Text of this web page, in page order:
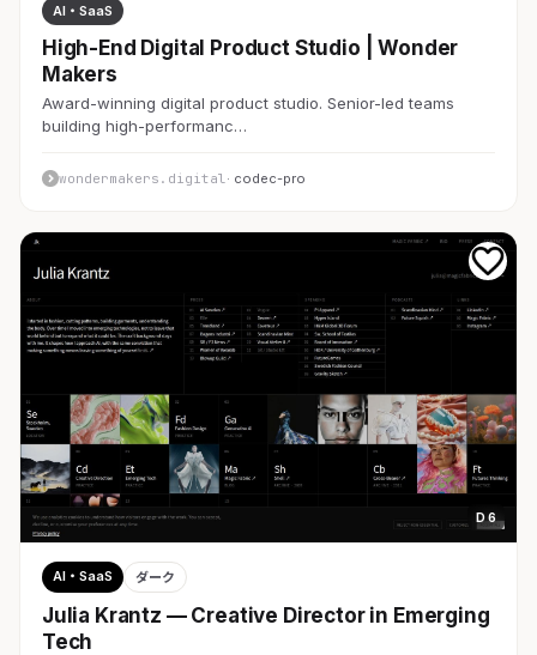
AI・SaaS
High-End Digital Product Studio | Wonder
Makers
Award-winning digital product studio. Senior-led teams
building high-performanc…
wondermakers.digital · codec-pro
D 6
AI・SaaS ダーク
Julia Krantz — Creative Director in Emerging
Tech